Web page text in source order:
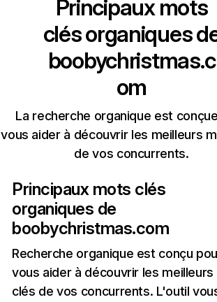
Principaux mots
clés organiques
boobychristmas.c
om
La recherche organique est
vous aider à découvrir les meilleurs
de vos concurrents.
Principaux mots clés
organiques de
boobychristmas.com
Recherche organique est conçu
vous aider à découvrir les
clés de vos concurrents. L'outil